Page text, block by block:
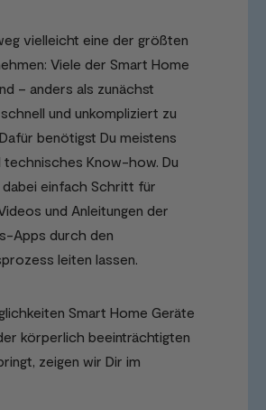
vielleicht eine der größten
Viele der Smart Home
– anders als zunächst
und unkompliziert zu
benötigst Du meistens
technisches Know-how. Du
dabei einfach Schritt für
und Anleitungen der
Apps durch den
leiten lassen.
Smart Home Geräte
körperlich beeinträchtigten
zeigen wir Dir im